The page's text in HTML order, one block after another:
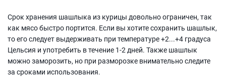
Срок хранения шашлыка из курицы довольно ограничен, так
как мясо быстро портится. Если вы хотите сохранить шашлык,
то его следует выдерживать при температуре +2...+4 градуса
Цельсия и употребить в течение 1-2 дней. Также шашлык
можно заморозить, но при разморозке внимательно следите
за сроками использования.